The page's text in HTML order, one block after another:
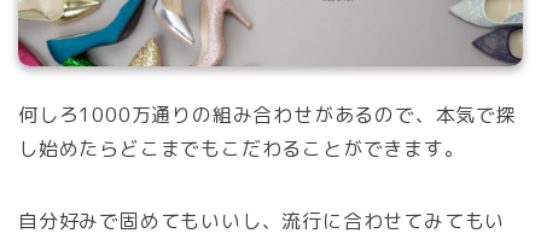
何しろ1000万通りの組み合わせがあるので、本気で探
し始めたらどこまでもこだわることができます。
自分好みで固めてもいいし、流行に合わせてみてもい